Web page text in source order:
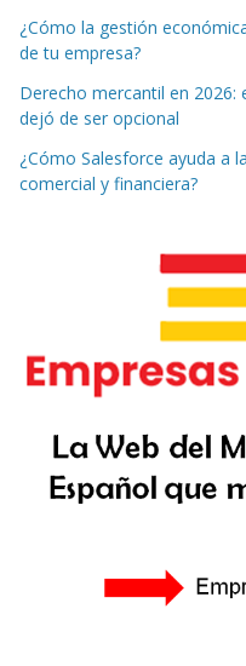
¿Cómo la gestión
de tu empresa?
Derecho mercantil en 2026:
dejó de ser opcional
¿Cómo Salesforce ayuda a
comercial y financiera?